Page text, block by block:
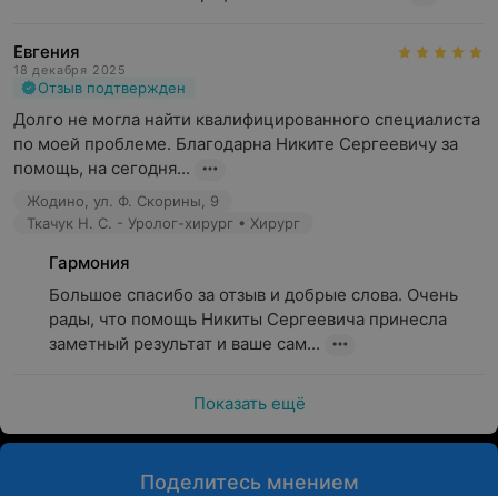
Евгения
18 декабря 2025
Отзыв подтвержден
Долго не могла найти квалифицированного специалиста
по моей проблеме. Благодарна Никите Сергеевичу за
помощь, на сегодня...
Жодино, ул. Ф. Скорины, 9
Ткачук Н. С. - Уролог-хирург • Хирург
Гармония
Большое спасибо за отзыв и добрые слова. Очень
рады, что помощь Никиты Сергеевича принесла
заметный результат и ваше сам...
Показать ещё
Поделитесь мнением